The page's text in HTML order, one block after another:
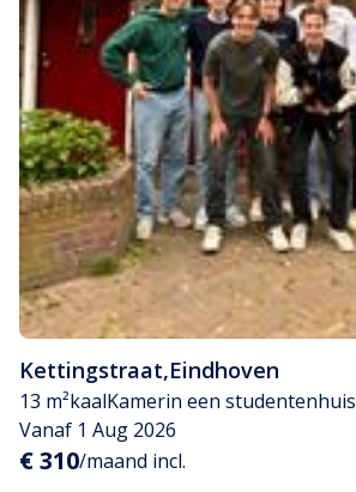
Kettingstraat,Eindhoven
13 m²kaalKamerin een studentenhuis
Vanaf 1 Aug 2026
€ 310/maand incl.